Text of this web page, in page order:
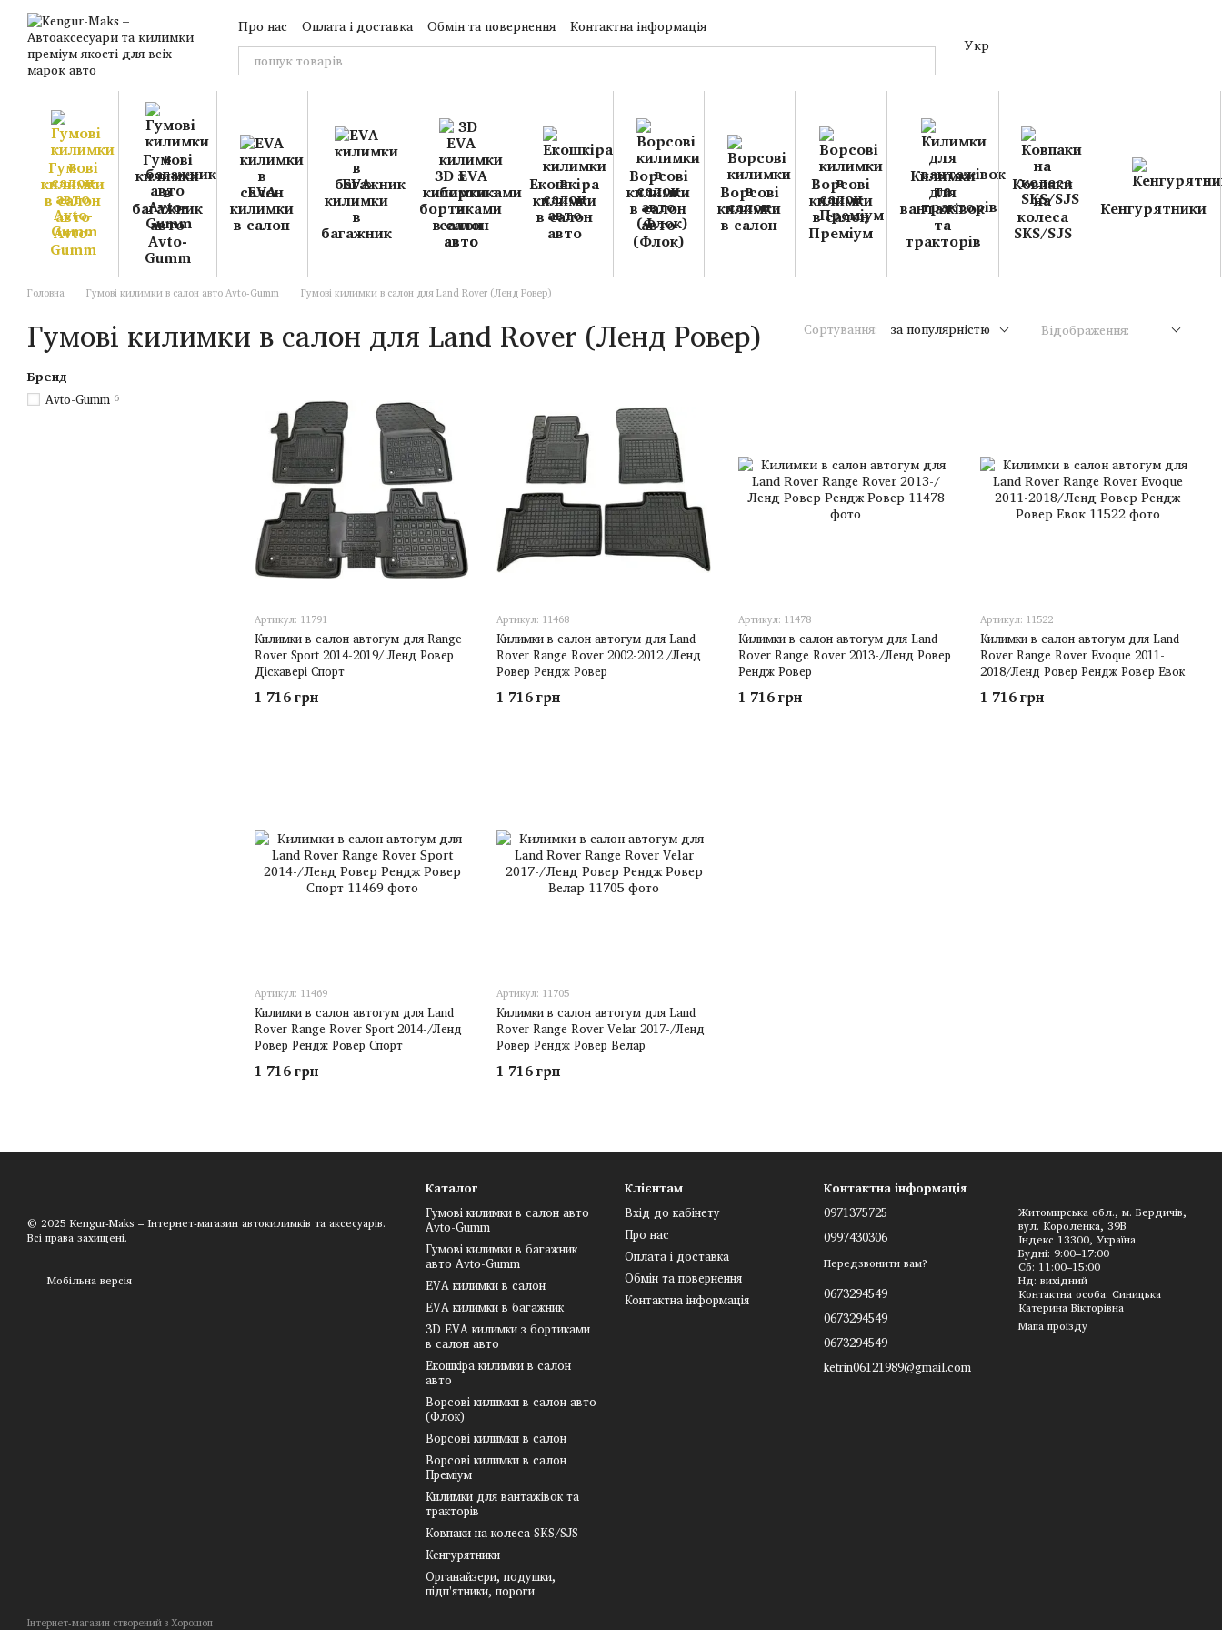
Перейти до основного контенту
Про нас Оплата і доставка Обмін та повернення
Контактна інформація
Укр
Гумові
килимки
в салон
авто
Avto-
Gumm
Гумові
килимки
в
багажник
авто
Avto-
Gumm
EVA
килимки
в салон
EVA
килимки
в
багажник
3D EVA
килимки з
бортиками
в салон
авто
Екошкіра
килимки
в салон
авто
Ворсові
килимки
в салон
авто
(Флок)
Ворсові
килимки
в салон
Ворсові
килимки
в салон
Преміум
Килимки
для
вантажівок
та
тракторів
Ковпаки
на
колеса
SKS/SJS
Кенгурятники
Головна Гумові килимки в салон авто Avto-Gumm Гумові килимки в салон для Land Rover (Ленд Ровер)
Гумові килимки в салон для Land Rover (Ленд Ровер) Сортування: за популярністю Відображення:
Артикул: 11791
Килимки в салон автогум для Range
Rover Sport 2014-2019/ Ленд Ровер
Діскавері Спорт
1 716 грн
Артикул: 11468
Килимки в салон автогум для Land
Rover Range Rover 2002-2012 /Ленд
Ровер Рендж Ровер
1 716 грн
Артикул: 11478
Килимки в салон автогум для Land
Rover Range Rover 2013-/Ленд Ровер
Рендж Ровер
1 716 грн
Артикул: 11522
Килимки в салон автогум для Land
Rover Range Rover Evoque 2011-
2018/Ленд Ровер Рендж Ровер Евок
1 716 грн
Артикул: 11469
Килимки в салон автогум для Land
Rover Range Rover Sport 2014-/Ленд
Ровер Рендж Ровер Спорт
1 716 грн
Артикул: 11705
Килимки в салон автогум для Land
Rover Range Rover Velar 2017-/Ленд
Ровер Рендж Ровер Велар
1 716 грн
Бренд
Avto-Gumm 6
© 2025 Kengur-Maks – Інтернет-магазин автокилимків та аксесуарів.
Всі права захищені.
Мобільна версія
Інтернет-магазин створений з Хорошоп
Каталог
Гумові килимки в салон авто
Avto-Gumm
Гумові килимки в багажник
авто Avto-Gumm
EVA килимки в салон
EVA килимки в багажник
3D EVA килимки з бортиками
в салон авто
Екошкіра килимки в салон
авто
Ворсові килимки в салон авто
(Флок)
Ворсові килимки в салон
Ворсові килимки в салон
Преміум
Килимки для вантажівок та
тракторів
Ковпаки на колеса SKS/SJS
Кенгурятники
Органайзери, подушки,
підп'ятники, пороги
Клієнтам
Вхід до кабінету
Про нас
Оплата і доставка
Обмін та повернення
Контактна інформація
Контактна інформація
0971375725
0997430306
Передзвонити вам?
0673294549
0673294549
0673294549
ketrin06121989@gmail.com
Житомирська обл., м. Бердичів,
вул. Короленка, 39В
Індекс 13300, Україна
Будні: 9:00–17:00
Сб: 11:00–15:00
Нд: вихідний
Контактна особа: Синицька
Катерина Вікторівна
Мапа проїзду